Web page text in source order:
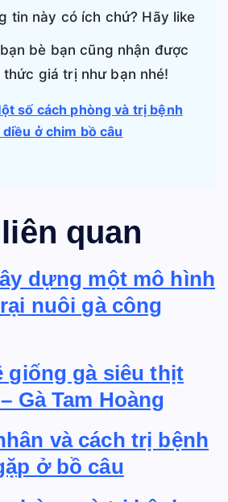
tin này có ích chứ? Hãy like
bè bạn cũng nhận được
thức giá trị như bạn nhé!
số cách phòng và trị bệnh
diều ở chim bồ câu
quan
dựng một mô hình
nuôi gà công
giống gà siêu thịt
Gà Tam Hoàng
và cách trị bệnh
ở bồ câu